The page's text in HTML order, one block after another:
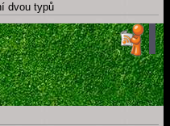
dvou typů
dalších dějin
účast, ...